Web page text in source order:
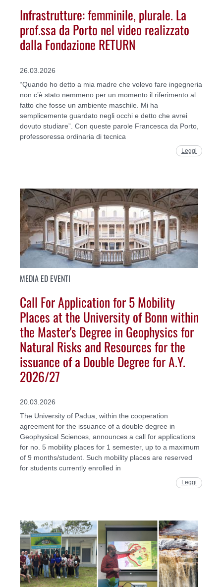
Infrastrutture: femminile, plurale. La
prof.ssa da Porto nel video realizzato
dalla Fondazione RETURN
26.03.2026
“Quando ho detto a mia madre che volevo fare ingegneria
non c’è stato nemmeno per un momento il riferimento al
fatto che fosse un ambiente maschile. Mi ha
semplicemente guardato negli occhi e detto che avrei
dovuto studiare”. Con queste parole Francesca da Porto,
professoressa ordinaria di tecnica
Leggi
MEDIA ED EVENTI
Call For Application for 5 Mobility
Places at the University of Bonn within
the Master's Degree in Geophysics for
Natural Risks and Resources for the
issuance of a Double Degree for A.Y.
2026/27
20.03.2026
The University of Padua, within the cooperation
agreement for the issuance of a double degree in
Geophysical Sciences, announces a call for applications
for no. 5 mobility places for 1 semester, up to a maximum
of 9 months/student. Such mobility places are reserved
for students currently enrolled in
Leggi